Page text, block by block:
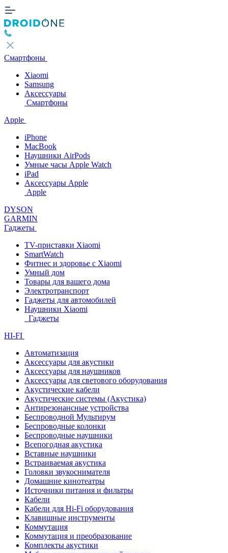
Смартфоны
Xiaomi
Samsung
Аксессуары
Смартфоны
Apple
iPhone
MacBook
Наушники AirPods
Умные часы Apple Watch
iPad
Аксессуары Apple
Apple
DYSON
GARMIN
Гаджеты
TV-приставки Xiaomi
SmartWatch
Фитнес и здоровье с Xiaomi
Умный дом
Товары для вашего дома
Электротранспорт
Гаджеты для автомобилей
Наушники Xiaomi
Гаджеты
HI-FI
Автоматизация
Аксессуары для акустики
Аксессуары для наушников
Аксессуары для светового оборудования
Акустические кабели
Акустические системы (Акустика)
Антирезонансные устройства
Беспроводной Мультирум
Беспроводные колонки
Беспроводные наушники
Всепогодная акустика
Вставные наушники
Встраиваемая акустика
Головки звукоснимателя
Домашние кинотеатры
Источники питания и фильтры
Кабели
Кабели для Hi-Fi оборудования
Клавишные инструменты
Коммутация
Коммутация и преобразование
Комплекты акустики